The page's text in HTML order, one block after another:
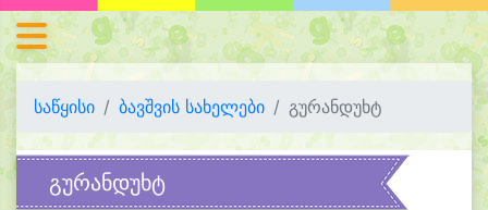
საწყისი ბავშვის სახელები გურანდუხტ
გურანდუხტ